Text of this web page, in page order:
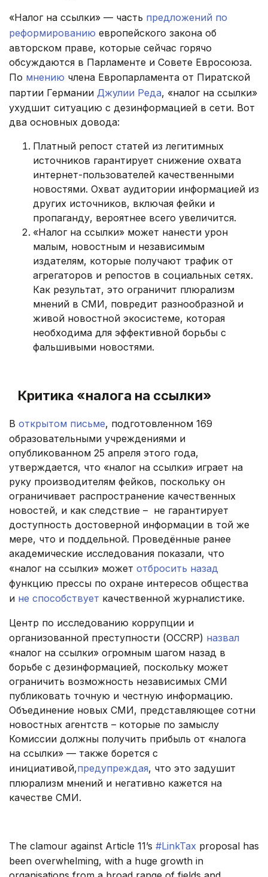
«Налог на ссылки» — часть предложений по
реформированию европейского закона об
авторском праве, которые сейчас горячо
обсуждаются в Парламенте и Совете Евросоюза.
По мнению члена Европарламента от Пиратской
партии Германии Джулии Реда, «налог на ссылки»
ухудшит ситуацию с дезинформацией в сети. Вот
два основных довода:
Платный репост статей из легитимных
источников гарантирует снижение охвата
интернет-пользователей качественными
новостями. Охват аудитории информацией из
других источников, включая фейки и
пропаганду, вероятнее всего увеличится.
«Налог на ссылки» может нанести урон
малым, новостным и независимым
издателям, которые получают трафик от
агрегаторов и репостов в социальных сетях.
Как результат, это ограничит плюрализм
мнений в СМИ, повредит разнообразной и
живой новостной экосистеме, которая
необходима для эффективной борьбы с
фальшивыми новостями.
Критика «налога на ссылки»
В открытом письме, подготовленном 169
образовательными учреждениями и
опубликованном 25 апреля этого года,
утверждается, что «налог на ссылки» играет на
руку производителям фейков, поскольку он
ограничивает распространение качественных
новостей, и как следствие – не гарантирует
доступность достоверной информации в той же
мере, что и поддельной. Проведённые ранее
академические исследования показали, что
«налог на ссылки» может отбросить назад
функцию прессы по охране интересов общества
и не способствует качественной журналистике.
Центр по исследованию коррупции и
организованной преступности (OCCRP) назвал
«налог на ссылки» огромным шагом назад в
борьбе с дезинформацией, поскольку может
ограничить возможность независимых СМИ
публиковать точную и честную информацию.
Объединение новых СМИ, представляющее сотни
новостных агентств – которые по замыслу
Комиссии должны получить прибыль от «налога
на ссылки» — также борется с
инициативой,предупреждая, что это задушит
плюрализм мнений и негативно кажется на
качестве СМИ.
The clamour against Article 11’s #LinkTax proposal has
been overwhelming, with a huge growth in